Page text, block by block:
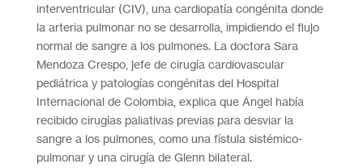
interventricular (CIV), una cardiopatía congénita donde
la arteria pulmonar no se desarrolla, impidiendo el flujo
normal de sangre a los pulmones. La doctora Sara
Mendoza Crespo, jefe de cirugía cardiovascular
pediátrica y patologías congénitas del Hospital
Internacional de Colombia, explica que Ángel había
recibido cirugías paliativas previas para desviar la
sangre a los pulmones, como una fístula sistémico-
pulmonar y una cirugía de Glenn bilateral.